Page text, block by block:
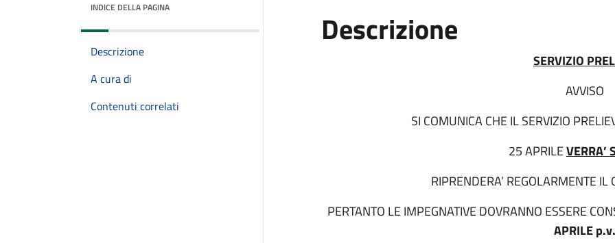
INDICE DELLA PAGINA
Descrizione
A cura di
Contenuti correlati
Descrizione
SERVIZIO
AVVISO
SI COMUNICA CHE IL SERVIZIO
25 APRILEVERRA’
RIPRENDERA’ REGOLARMENTE
PERTANTO LE IMPEGNATIVE DOVRANNO ESSERE
APRILE p.v.